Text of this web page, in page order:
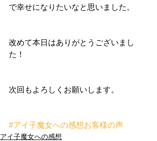
で幸せになりたいなと思いました。
改めて本日はありがとうございまし
た！
次回もよろしくお願いします。
#アイ子魔女への感想お客様の声
アイ子魔女への感想